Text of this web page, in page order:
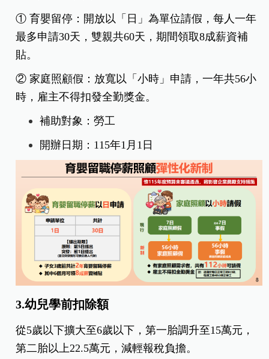
① 育嬰留停：開放以「日」為單位請假，每人一年
最多申請30天，雙親共60天，期間領取8成薪資補
貼。
② 家庭照顧假：放寬以「小時」申請，一年共56小
時，雇主不得扣發全勤獎金。
補助對象：勞工
開辦日期：115年1月1日
3.幼兒學前扣除額
從5歲以下擴大至6歲以下，第一胎調升至15萬元，
第二胎以上22.5萬元，減輕報稅負擔。